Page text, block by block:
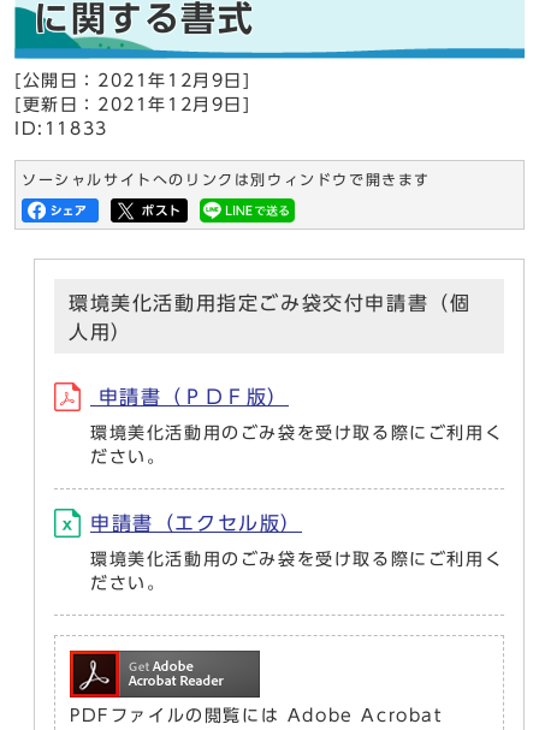
に関する書式
[公開日： 2021年12月9日
[更新日： 2021年12月9日
ID:11833
ソーシャルサイトへのリンクは別ウィンドウで開きます
環境美化活動用指定ごみ袋交付申請書（個
人用）
申請書（ＰＤＦ版）
環境美化活動用のごみ袋を受け取る際にご利用く
ださい。
申請書（エクセル版）
環境美化活動用のごみ袋を受け取る際にご利用く
ださい。
PDFファイルの閲覧には Adobe Acrobat